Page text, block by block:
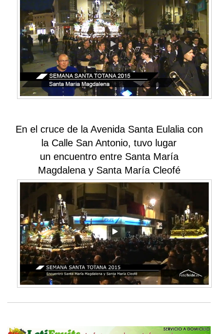
En el cruce de la Avenida Santa Eulalia con
la Calle San Antonio, tuvo lugar
un encuentro entre Santa María
Magdalena y Santa María Cleofé